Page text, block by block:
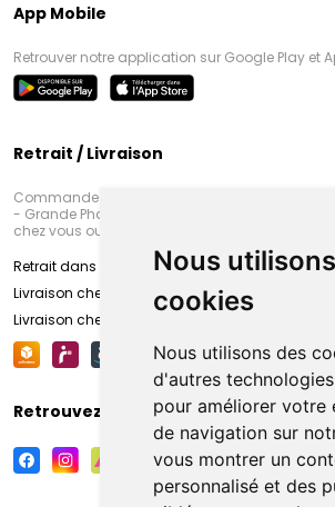
Nous
cookies
Nous utilisons des
d'autres
pour améliorer votre
de navigation sur
vous montrer un
personnalisé et des
App Mobile
Retrouver notre application sur Google Play et
Retrait / Livraison
Commandez en ligne et venez chercher votre
- Grande Pharmacie d’Amiens (Fachon) ou
chez vous ou en point retrait
Retrait dans la pharmacie d’Amiens
Livraison chez vous
Livraison chez votre commerçant
Retrouvez-nous sur vos réseaux